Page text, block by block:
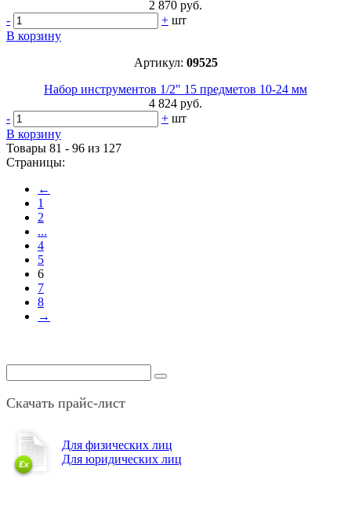
2 870 руб.
-
+ шт
В корзину
Артикул: 09525
Набор инструментов 1/2" 15 предметов 10-24 мм
4 824 руб.
-
+ шт
В корзину
Товары 81 - 96 из 127
Страницы:
←
1
2
...
4
5
6
7
8
→
Скачать прайс-лист
Для физических лиц
Для юридических лиц